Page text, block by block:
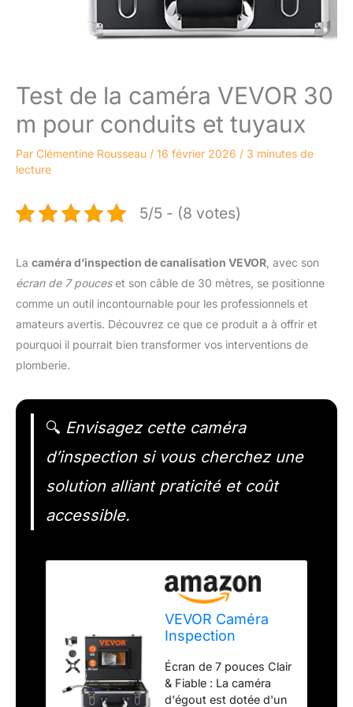
Test de la caméra VEVOR 30
m pour conduits et tuyaux
Par Clémentine Rousseau / 16 février 2026 / 3 minutes de
lecture
5/5 - (8 votes)
La caméra d’inspection de canalisation VEVOR , avec son
écran de 7 pouceset son câble de 30 mètres, se positionne
comme un outil incontournable pour les professionnels et
amateurs avertis. Découvrez ce que ce produit a à offrir et
pourquoi il pourrait bien transformer vos interventions de
plomberie.
🔍 Envisagez cette caméra
d’inspection si vous cherchez une
solution alliant praticité et coût
accessible.
VEVOR Caméra
Inspection
Endoscope
d'Écran 7'' avec
Enregistreur DVR
Écran de 7 pouces Clair
& Fiable : La caméra
d'égout est dotée d'un